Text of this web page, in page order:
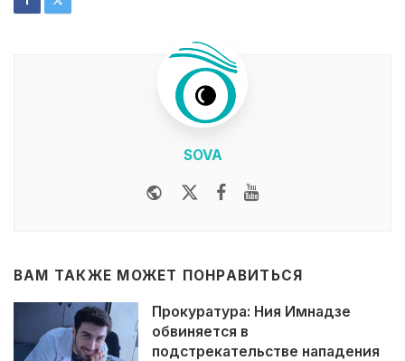
SOVA
WebsiteTwitterFacebook
ВАМ ТАКЖЕ МОЖЕТ ПОНРАВИТЬСЯ
Прокуратура: Ния Имнадзе
обвиняется в
подстрекательстве нападения